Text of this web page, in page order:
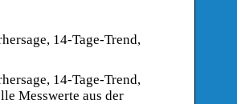
14-Tage-Trend,
14-Tage-Trend,
Messwerte aus der